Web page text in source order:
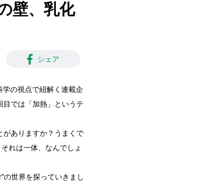
壁、乳化
シェア
の視点で紐解く連載企
では「加熱」というテ
がありますか？うまくで
れは一体、なんでしょ
の世界を探っていきまし